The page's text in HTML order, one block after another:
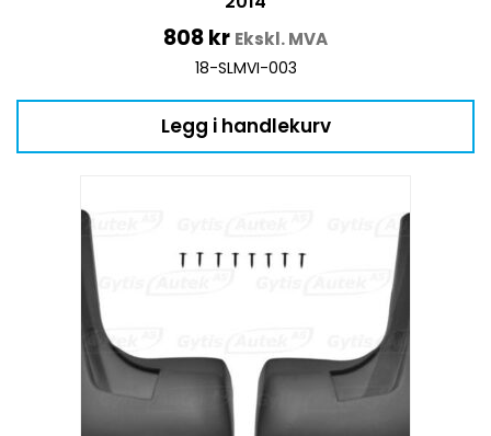
808kr Ekskl. MVA
18-SLMVI-003
Legg i handlekurv